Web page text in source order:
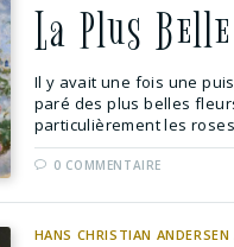
La Plus
Il y avait une fois une
paré des plus belles
particulièrement les
0 COMMENTAIRE
HANS CHRISTIAN ANDERSEN